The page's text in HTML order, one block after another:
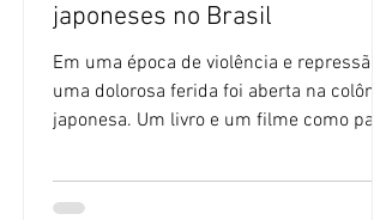
japoneses no Brasil
Em uma época de violência e repressão,
uma dolorosa ferida foi aberta na colônia
japonesa. Um livro e um filme como parte
Sem IA 🚫 O Blog Sushi POP não publica
textos feitos com ajuda de Inteligência